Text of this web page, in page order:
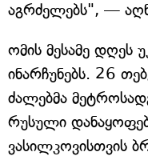
აგრძელებს", —
ომის მესამე დღეს
ინარჩუნებს. 26
ძალებმა
რუსული
ვასილკოვისთვის